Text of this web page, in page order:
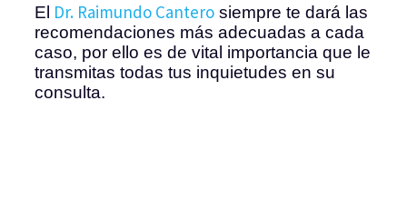
El Dr. Raimundo Cantero siempre te dará las
recomendaciones más adecuadas a cada
caso, por ello es de vital importancia que le
transmitas todas tus inquietudes en su
consulta.